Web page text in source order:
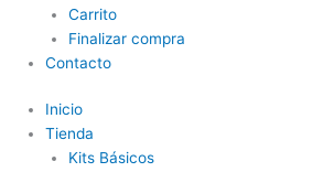
Carrito
Finalizar compra
Contacto
Inicio
Tienda
Kits Básicos